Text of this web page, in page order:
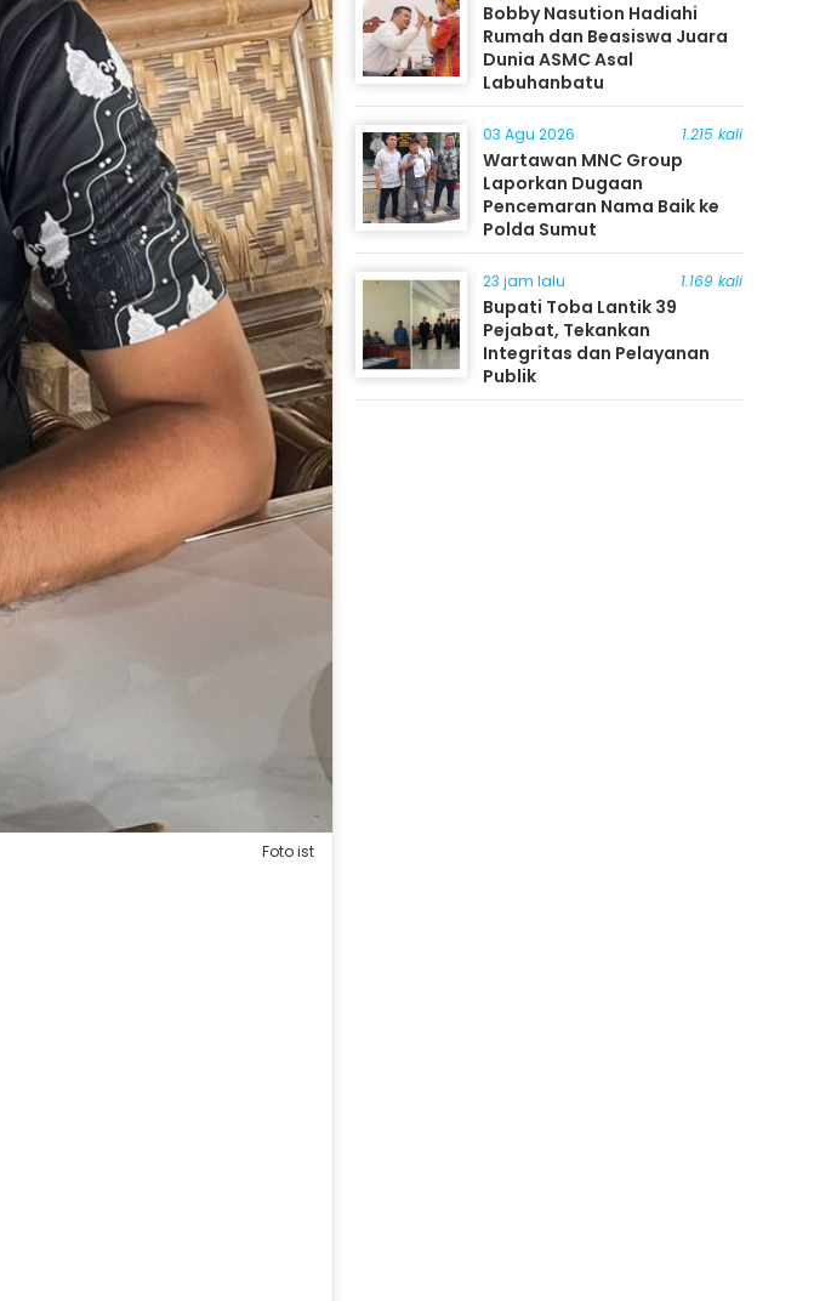
Foto ist
Bobby Nasution Hadiahi
Rumah dan Beasiswa Juara
Dunia ASMC Asal
Labuhanbatu
03 Agu 2026 1.215 kali
Wartawan MNC Group
Laporkan Dugaan
Pencemaran Nama Baik ke
Polda Sumut
23 jam lalu 1.169 kali
Bupati Toba Lantik 39
Pejabat, Tekankan
Integritas dan Pelayanan
Publik